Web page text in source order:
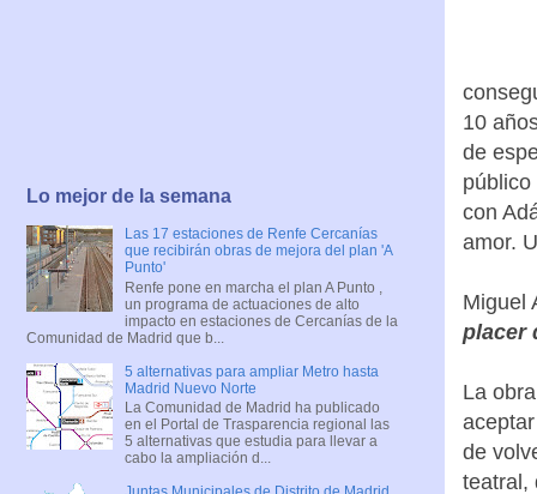
10
de
con
amor.
Miguel
placer
La
de
teatral,
Lo mejor de la semana
Las 17 estaciones de Renfe Cercanías
que recibirán obras de mejora del plan 'A
Punto'
Renfe pone en marcha el plan A Punto ,
un programa de actuaciones de alto
impacto en estaciones de Cercanías de la
Comunidad de Madrid que b...
5 alternativas para ampliar Metro hasta
Madrid Nuevo Norte
La Comunidad de Madrid ha publicado
en el Portal de Trasparencia regional las
5 alternativas que estudia para llevar a
cabo la ampliación d...